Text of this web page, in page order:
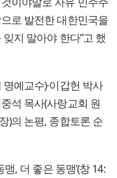
로 발전한 대한민국을
지 말아야 한다”고 했
예교수)·이갑헌 박사
석 목사(사랑교회 원
)의 논평, 종합토론 순
, 더 좋은 동맹’(창 14: